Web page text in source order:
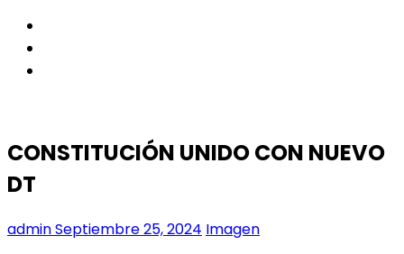
CONSTITUCIÓN UNIDO CON NUEVO
DT
adminSeptiembre 25, 2024 Imagen